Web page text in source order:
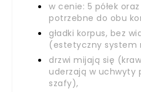
w cenie: 5 półek
potrzebne do obu
gładki korpus, bez
(estetyczny system
drzwi mijają się
uderzają w uchwyty
szafy),